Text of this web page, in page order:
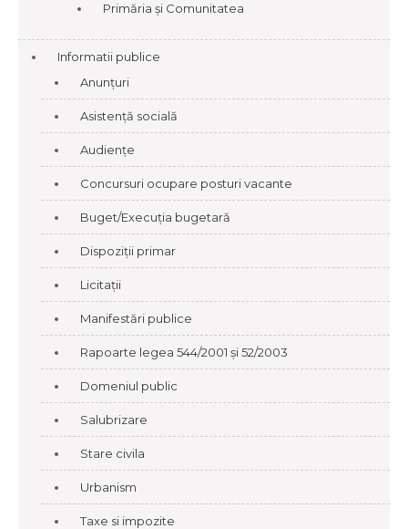
Primăria și Comunitatea
Informatii publice
Anunțuri
Asistență socială
Audiențe
Concursuri ocupare posturi vacante
Buget/Execuția bugetară
Dispoziții primar
Licitații
Manifestări publice
Rapoarte legea 544/2001 și 52/2003
Domeniul public
Salubrizare
Stare civila
Urbanism
Taxe si impozite